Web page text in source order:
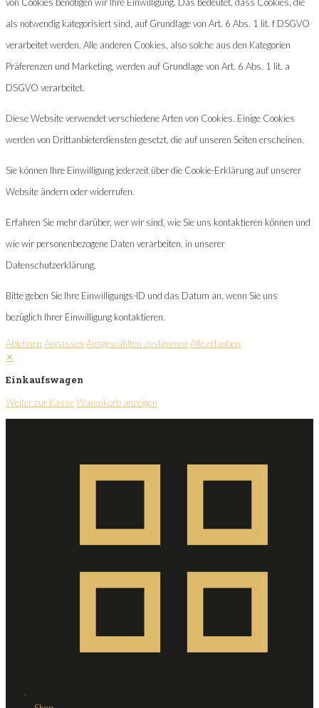
als notwendig kategorisiert sind, auf Grundlage von Art. 6 Abs. 1 lit. f DSGVO
verarbeitet werden. Alle anderen Cookies, also solche aus den Kategorien
Präferenzen und Marketing, werden auf Grundlage von Art. 6 Abs. 1 lit. a
DSGVO verarbeitet.
Diese Website verwendet verschiedene Arten von Cookies. Einige Cookies
werden von Drittanbieterdiensten gesetzt, die auf unseren Seiten erscheinen.
Sie können Ihre Einwilligung jederzeit über die Cookie-Erklärung auf unserer
Website ändern oder widerrufen.
Erfahren Sie mehr darüber, wer wir sind, wie Sie uns kontaktieren können und
wie wir personenbezogene Daten verarbeiten, in unserer
Datenschutzerklärung.
Bitte geben Sie Ihre Einwilligungs-ID und das Datum an, wenn Sie uns
bezüglich Ihrer Einwilligung kontaktieren.
Ablehnen Anpassen Ausgewählten zustimmen Alle erlauben
✕
Einkaufswagen
Weiter zur KasseWarenkorb anzeigen